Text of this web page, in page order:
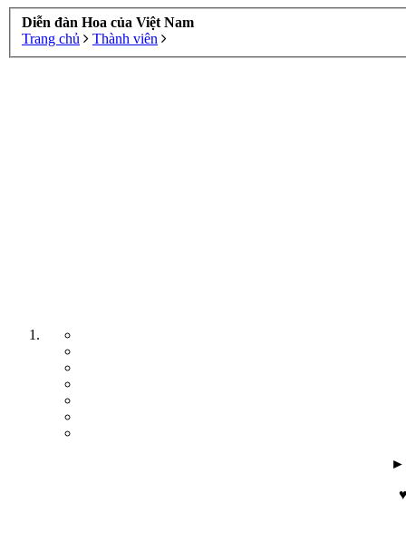
Diễn đàn Hoa của Việt Nam
Trang chủ
Thành viên
►